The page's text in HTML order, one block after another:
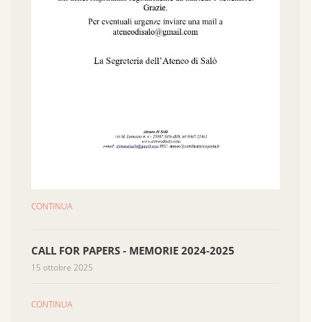
CONTINUA
CALL FOR PAPERS - MEMORIE 2024-2025
15 ottobre 2025
CONTINUA